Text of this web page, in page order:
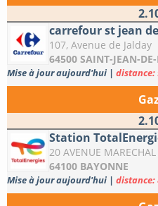
carrefour st jean de
107, Avenue de Jalday
64500 SAINT-JEAN-
Mise à jour aujourd'hui | distance:
Station
20 AVENUE MARECHAL
64100 BAYONNE
Mise à jour aujourd'hui | distance: